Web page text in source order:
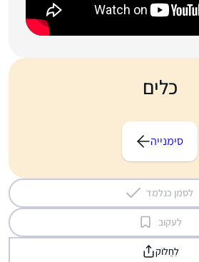
כלים
סימנייה
לסמן כנלמד
לעקוב
לַחֲלוֹק